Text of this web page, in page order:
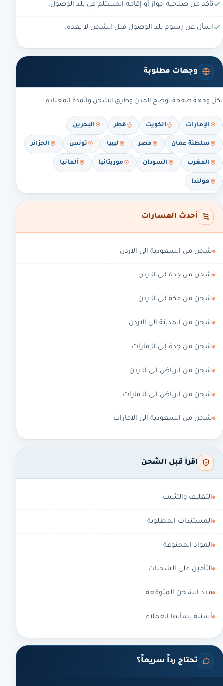
تأكد من صلاحية جواز أو إقامة المستلم في بلد الوصول.
اسأل عن رسوم بلد الوصول قبل الشحن لا بعده.
وجهات مطلوبة
لكل وجهة صفحة توضح المدن وطرق الشحن والمدة المعتادة.
الإمارات الكويت قطر البحرين
سلطنة عمان مصر ليبيا تونس الجزائر
المغرب السودان موريتانيا ألمانيا
هولندا
أحدث المسارات
شحن من السعودية الى الاردن
شحن من جدة الى الاردن
شحن من مكة الى الاردن
شحن من المدينة الى الاردن
شحن من جدة إلى الإمارات
شحن من الرياض الى الاردن
شحن من الرياض الى الامارات
شحن من السعودية الى الامارات
اقرأ قبل الشحن
التغليف والتثبيت
المستندات المطلوبة
المواد الممنوعة
التأمين على الشحنات
مدد الشحن المتوقعة
أسئلة يسألها العملاء
تحتاج رداً سريعاً؟